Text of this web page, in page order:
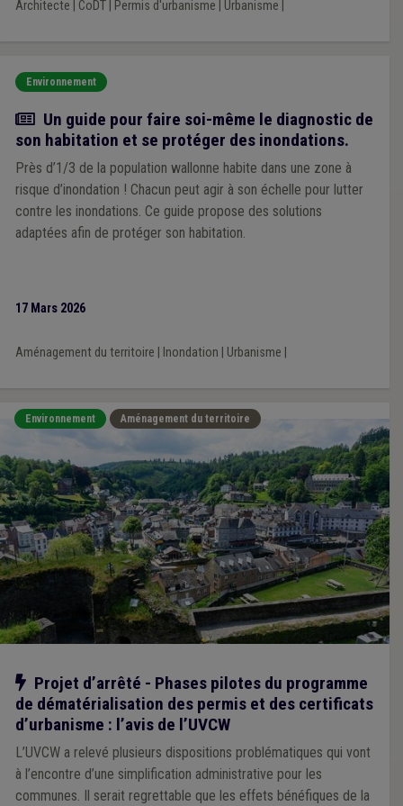
Architecte CoDT| Permis d'urbanisme Urbanisme
Environnement
Actualité
Un guide pour faire soi-même le diagnostic de
son habitation et se protéger des inondations.
Près d’1/3 de la population wallonne habite dans une zone à
risque d’inondation ! Chacun peut agir à son échelle pour lutter
contre les inondations. Ce guide propose des solutions
adaptées afin de protéger son habitation.
17 Mars 2026
Aménagement du territoire Inondation Urbanisme
Environnement Aménagement du territoire
Notre action
Projet d’arrêté - Phases pilotes du programme
de dématérialisation des permis et des certificats
d’urbanisme : l’avis de l’UVCW
L’UVCW a relevé plusieurs dispositions problématiques qui vont
à l’encontre d’une simplification administrative pour les
communes. Il serait regrettable que les effets bénéfiques de la